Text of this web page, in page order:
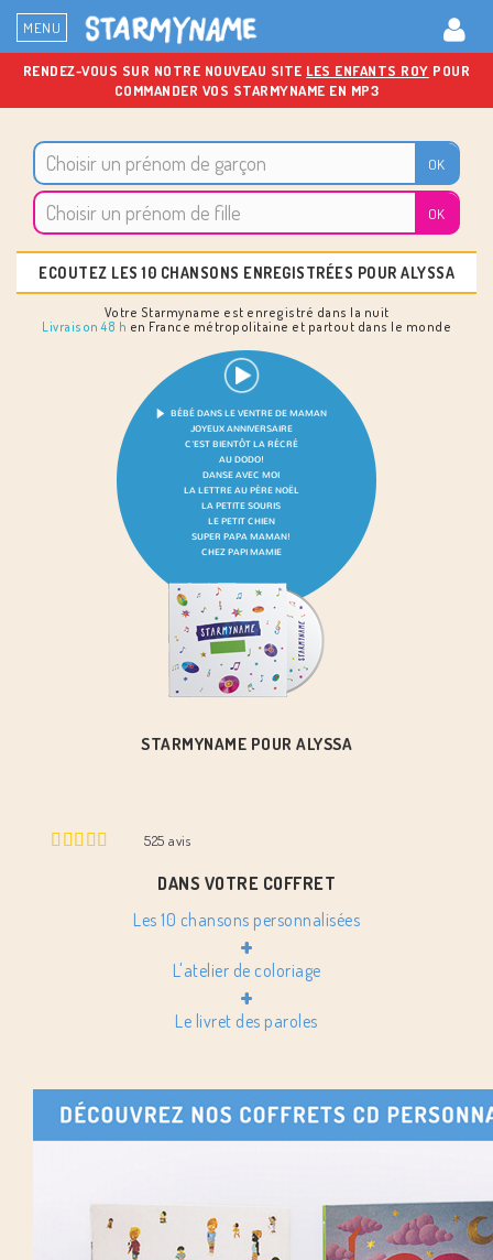
MENU
RENDEZ-VOUS SUR NOTRE NOUVEAU SITE LES ENFANTS ROY POUR
COMMANDER VOS STARMYNAME EN MP3
ECOUTEZ LES 10 CHANSONS ENREGISTRÉES POUR ALYSSA
Votre Starmyname est enregistré dans la nuit
Livraison 48 h en France métropolitaine et partout dans le monde
STARMYNAME POUR ALYSSA
525avis
DANS VOTRE COFFRET
Les 10 chansons personnalisées
+
L'atelier de coloriage
+
Le livret des paroles